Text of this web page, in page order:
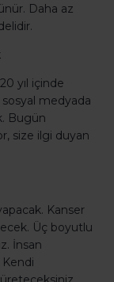
Daha az
yıl içinde
medyada
Bugün
size ilgi duyan
Kanser
Üç boyutlu
İnsan
Kendi